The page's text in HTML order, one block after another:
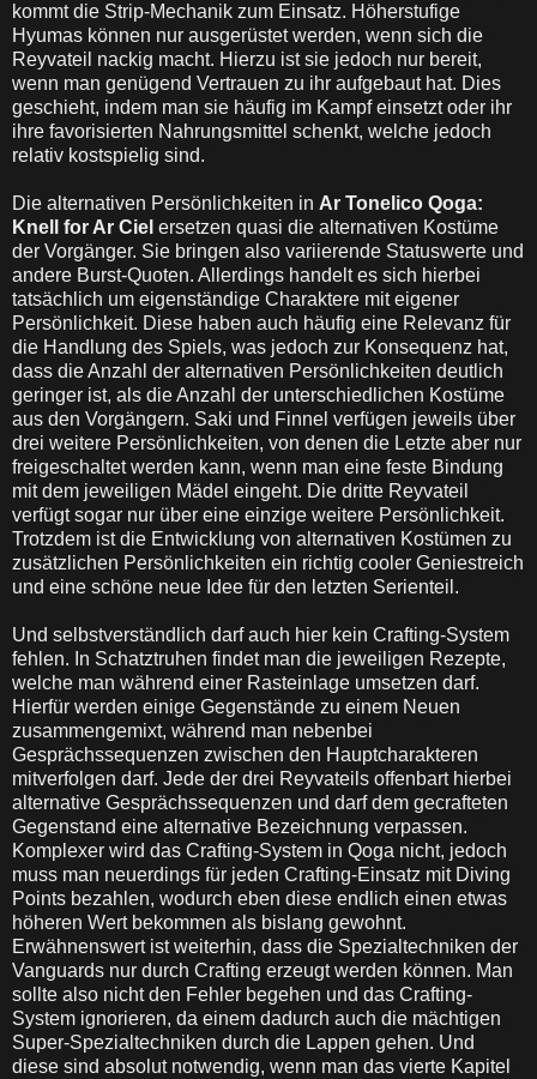
kommt die Strip-Mechanik zum Einsatz. Höherstufige
Hyumas können nur ausgerüstet werden, wenn sich die
Reyvateil nackig macht. Hierzu ist sie jedoch nur bereit,
wenn man genügend Vertrauen zu ihr aufgebaut hat. Dies
geschieht, indem man sie häufig im Kampf einsetzt oder ihr
ihre favorisierten Nahrungsmittel schenkt, welche jedoch
relativ kostspielig sind.
Die alternativen Persönlichkeiten in Ar Tonelico Qoga:
Knell for Ar Ciel ersetzen quasi die alternativen Kostüme
der Vorgänger. Sie bringen also variierende Statuswerte und
andere Burst-Quoten. Allerdings handelt es sich hierbei
tatsächlich um eigenständige Charaktere mit eigener
Persönlichkeit. Diese haben auch häufig eine Relevanz für
die Handlung des Spiels, was jedoch zur Konsequenz hat,
dass die Anzahl der alternativen Persönlichkeiten deutlich
geringer ist, als die Anzahl der unterschiedlichen Kostüme
aus den Vorgängern. Saki und Finnel verfügen jeweils über
drei weitere Persönlichkeiten, von denen die Letzte aber nur
freigeschaltet werden kann, wenn man eine feste Bindung
mit dem jeweiligen Mädel eingeht. Die dritte Reyvateil
verfügt sogar nur über eine einzige weitere Persönlichkeit.
Trotzdem ist die Entwicklung von alternativen Kostümen zu
zusätzlichen Persönlichkeiten ein richtig cooler Geniestreich
und eine schöne neue Idee für den letzten Serienteil.
Und selbstverständlich darf auch hier kein Crafting-System
fehlen. In Schatztruhen findet man die jeweiligen Rezepte,
welche man während einer Rasteinlage umsetzen darf.
Hierfür werden einige Gegenstände zu einem Neuen
zusammengemixt, während man nebenbei
Gesprächssequenzen zwischen den Hauptcharakteren
mitverfolgen darf. Jede der drei Reyvateils offenbart hierbei
alternative Gesprächssequenzen und darf dem gecrafteten
Gegenstand eine alternative Bezeichnung verpassen.
Komplexer wird das Crafting-System in Qoga nicht, jedoch
muss man neuerdings für jeden Crafting-Einsatz mit Diving
Points bezahlen, wodurch eben diese endlich einen etwas
höheren Wert bekommen als bislang gewohnt.
Erwähnenswert ist weiterhin, dass die Spezialtechniken der
Vanguards nur durch Crafting erzeugt werden können. Man
sollte also nicht den Fehler begehen und das Crafting-
System ignorieren, da einem dadurch auch die mächtigen
Super-Spezialtechniken durch die Lappen gehen. Und
diese sind absolut notwendig, wenn man das vierte Kapitel